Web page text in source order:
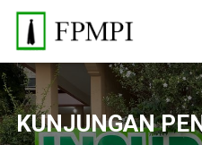
KUNJUNGAN